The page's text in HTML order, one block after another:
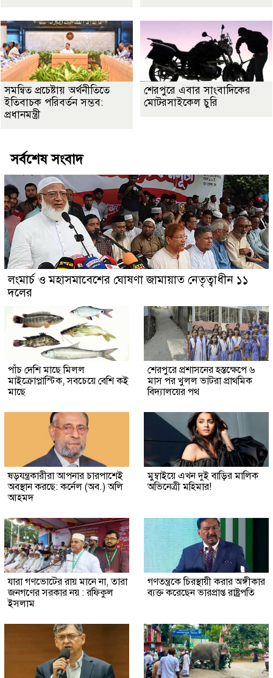
সমন্বিত প্রচেষ্টায় অর্থনীতিতে
ইতিবাচক পরিবর্তন সম্ভব:
প্রধানমন্ত্রী
শেরপুরে এবার সাংবাদিকের
মোটরসাইকেল চুরি
সর্বশেষ সংবাদ
লংমার্চ ও মহাসমাবেশের ঘোষণা জামায়াত নেতৃত্বাধীন ১১
দলের
পাঁচ দেশি মাছে মিলল
মাইক্রোপ্লাস্টিক, সবচেয়ে বেশি কই
মাছে
শেরপুরে প্রশাসনের হস্তক্ষেপে ৬
মাস পর খুলল ভাটরা প্রাথমিক
বিদ্যালয়ের পথ
ষড়যন্ত্রকারীরা আপনার চারপাশেই
অবস্থান করছে: কর্নেল (অব.) অলি
আহমদ
মুম্বাইয়ে এখন দুই বাড়ির মালিক
অভিনেত্রী মহিমার!
যারা গণভোটের রায় মানে না, তারা
জনগণের সরকার নয় : রফিকুল
ইসলাম
গণতন্ত্রকে চিরস্থায়ী করার অঙ্গীকার
ব্যক্ত করেছেন ভারপ্রাপ্ত রাষ্ট্রপতি